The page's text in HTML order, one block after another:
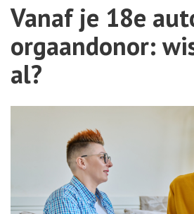
Vanaf je 18e
orgaandonor:
al?